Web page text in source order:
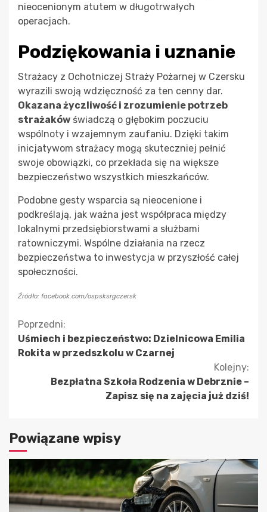
nieocenionym atutem w długotrwałych
operacjach.
Podziękowania i uznanie
Strażacy z Ochotniczej Straży Pożarnej w Czersku
wyrazili swoją wdzięczność za ten cenny dar.
Okazana życzliwość i zrozumienie potrzeb
strażaków świadczą o głębokim poczuciu
wspólnoty i wzajemnym zaufaniu. Dzięki takim
inicjatywom strażacy mogą skuteczniej pełnić
swoje obowiązki, co przekłada się na większe
bezpieczeństwo wszystkich mieszkańców.
Podobne gesty wsparcia są nieocenione i
podkreślają, jak ważna jest współpraca między
lokalnymi przedsiębiorstwami a służbami
ratowniczymi. Wspólne działania na rzecz
bezpieczeństwa to inwestycja w przyszłość całej
społeczności.
Źródło: facebook.com/ospsksrgczersk
Kontynuuj
czytanie
Poprzedni:
Uśmiech i bezpieczeństwo: Dzielnicowa Emilia
Rokita w przedszkolu w Czarnej
Kolejny:
Bezpłatna Szkoła Rodzenia w Debrznie –
Zapisz się na zajęcia już dziś!
Powiązane wpisy